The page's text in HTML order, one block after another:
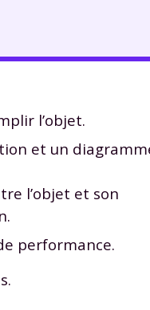
l’objet.
et un
l’objet et son
performance.